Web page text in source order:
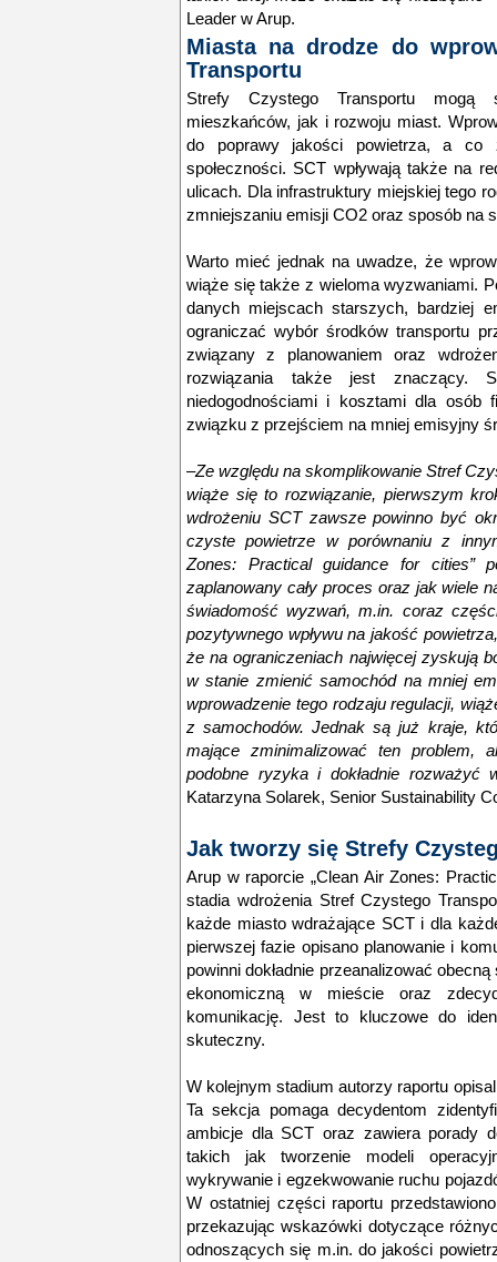
Leader w Arup.
Miasta na drodze do
Transportu
Strefy Czystego Transportu mogą
mieszkańców, jak i rozwoju miast.
do poprawy jakości powietrza, a co
społeczności. SCT wpływają także na
ulicach. Dla infrastruktury miejskiej tego
zmniejszaniu emisji CO2 oraz sposób na
Warto mieć jednak na uwadze, że
wiąże się także z wieloma wyzwaniami.
danych miejscach starszych, bardziej
ograniczać wybór środków transportu
związany z planowaniem oraz
rozwiązania także jest
niedogodnościami i kosztami dla osób
związku z przejściem na mniej emisyjny
–Ze względu na skomplikowanie Stref
wiąże się to rozwiązanie, pierwszym
wdrożeniu SCT zawsze powinno być
czyste powietrze w porównaniu z
Zones: Practical guidance for cities”
zaplanowany cały proces oraz jak wiele
świadomość wyzwań, m.in. coraz
pozytywnego wpływu na jakość
że na ograniczeniach najwięcej zyskują
w stanie zmienić samochód na mniej
wprowadzenie tego rodzaju regulacji,
z samochodów. Jednak są już kraje,
mające zminimalizować ten problem,
podobne ryzyka i dokładnie rozważyć
Katarzyna Solarek, Senior Sustainability
Jak tworzy się Strefy
Arup w raporcie „Clean Air Zones:
stadia wdrożenia Stref Czystego
każde miasto wdrażające SCT i dla
pierwszej fazie opisano planowanie i
powinni dokładnie przeanalizować
ekonomiczną w mieście oraz
komunikację. Jest to kluczowe do
skuteczny.
W kolejnym stadium autorzy raportu
Ta sekcja pomaga decydentom
ambicje dla SCT oraz zawiera porady
takich jak tworzenie modeli
wykrywanie i egzekwowanie ruchu
W ostatniej części raportu
przekazując wskazówki dotyczące
odnoszących się m.in. do jakości